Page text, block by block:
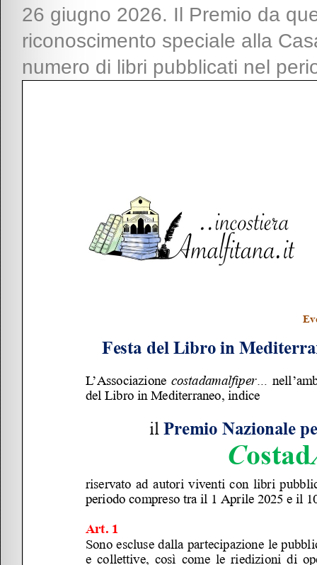
26 giugno 2026. Il Premio da
riconoscimento speciale alla
numero di libri pubblicati nel